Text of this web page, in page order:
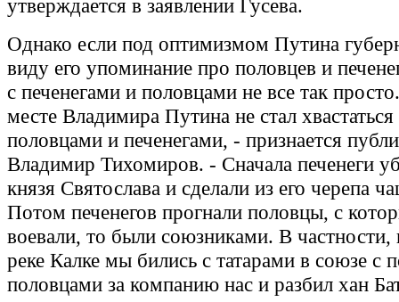
утверждается в заявлении Гусева.
Однако если под оптимизмом Путина
виду его упоминание про половцев и
с печенегами и половцами не все так
месте Владимира Путина не стал
половцами и печенегами, - признается
Владимир Тихомиров. - Сначала печенеги
князя Святослава и сделали из его черепа
Потом печенегов прогнали половцы, с
воевали, то были союзниками. В частности,
реке Калке мы бились с татарами в союзе с
половцами за компанию нас и разбил хан